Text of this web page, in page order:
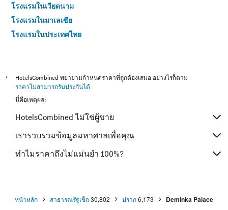
โรงแรมในเวียดนาม
โรงแรมในมาเลเซีย
โรงแรมในประเทศไทย
*
HotelsCombined พยายามกำหนดราคาที่ถูกต้องเสมอ อย่างไรก็ตาม
ราคาไม่สามารถรับประกันได้
นี่คือเหตุผล:
HotelsCombined ไม่ใช่ผู้ขาย
เรารวบรวมข้อมูลมหาศาลเพื่อคุณ
ทำไมราคาถึงไม่แม่นยำ 100%?
หน้าหลัก สาธารณรัฐเช็ก30,802 ปราก6,173 Deminka Palace